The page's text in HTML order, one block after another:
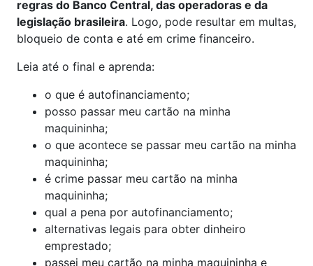
regras do Banco Central, das operadoras e da
legislação brasileira. Logo, pode resultar em multas,
bloqueio de conta e até em crime financeiro.
Leia até o final e aprenda:
o que é autofinanciamento;
posso passar meu cartão na minha
maquininha;
o que acontece se passar meu cartão na minha
maquininha;
é crime passar meu cartão na minha
maquininha​;
qual a pena por autofinanciamento;
alternativas legais para obter dinheiro
emprestado;
passei meu cartão na minha maquininha e